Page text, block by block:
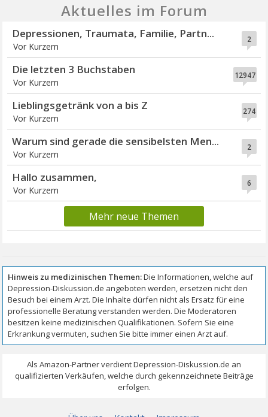
Aktuelles im Forum
2
Depressionen, Traumata, Familie, Partn...
Vor Kurzem
12947
Die letzten 3 Buchstaben
Vor Kurzem
274
Lieblingsgetränk von a bis Z
Vor Kurzem
2
Warum sind gerade die sensibelsten Men...
Vor Kurzem
6
Hallo zusammen,
Vor Kurzem
Mehr neue Themen